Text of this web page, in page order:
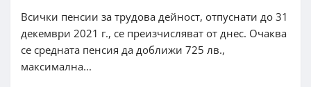
Всички пенсии за трудова дейност, отпуснати до 31
декември 2021 г., се преизчисляват от днес. Очаква
се средната пенсия да доближи 725 лв.,
максимална...